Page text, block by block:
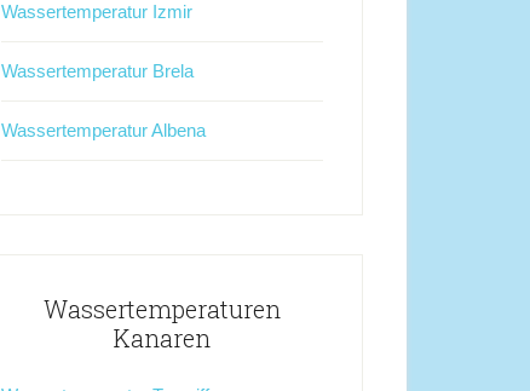
Wassertemperatur Izmir
Wassertemperatur Brela
Wassertemperatur Albena
Wassertemperaturen
Kanaren